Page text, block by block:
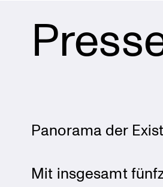
Panorama der
Mit insgesamt